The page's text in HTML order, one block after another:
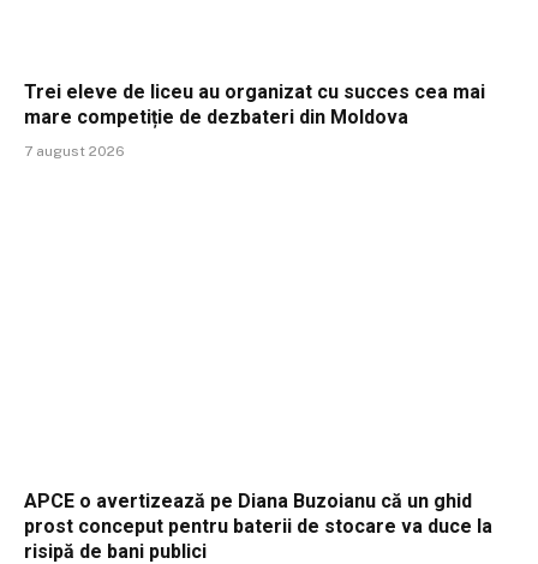
Trei eleve de liceu au organizat cu succes cea mai
mare competiție de dezbateri din Moldova
7 august 2026
APCE o avertizează pe Diana Buzoianu că un ghid
prost conceput pentru baterii de stocare va duce la
risipă de bani publici